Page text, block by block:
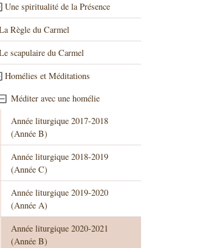
Une spiritualité de la Présence
Règle du Carmel
scapulaire du Carmel
Homélies et Méditations
Méditer avec une homélie
Année liturgique 2017-2018
(Année B)
Année liturgique 2018-2019
(Année C)
Année liturgique 2019-2020
(Année A)
Année liturgique 2020-2021
(Année B)